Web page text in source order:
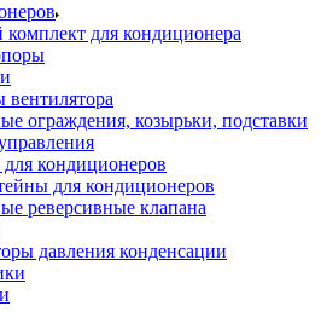
для кондиционера
ограждения, козырьки, подставки
кондиционеров
для кондиционеров
реверсивные клапана
давления конденсации